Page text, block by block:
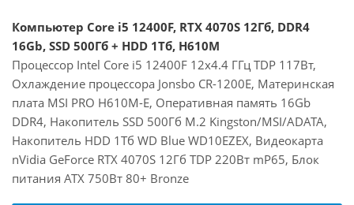
Компьютер Core i5 12400F, RTX 4070S 12Гб, DDR4
16Gb, SSD 500Гб + HDD 1Тб, H610M
Процессор Intel Core i5 12400F 12x4.4 ГГц TDP 117Вт,
Охлаждение процессора Jonsbo CR-1200E, Материнская
плата MSI PRO H610M-E, Оперативная память 16Gb
DDR4, Накопитель SSD 500Гб M.2 Kingston/MSI/ADATA,
Накопитель HDD 1Тб WD Blue WD10EZEX, Видеокарта
nVidia GeForce RTX 4070S 12Гб TDP 220Вт mP65, Блок
питания ATX 750Вт 80+ Bronze